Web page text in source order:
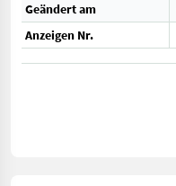
Geändert am
Anzeigen Nr.